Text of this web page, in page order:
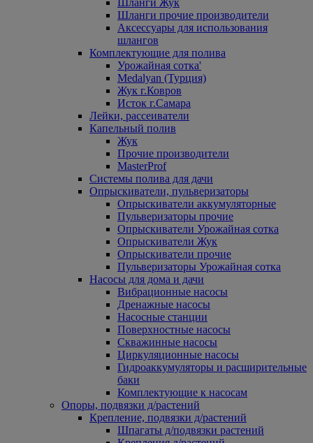
Шланги Жук
Шланги прочие производители
Аксессуары для использования
шлангов
Комплектующие для полива
Урожайная сотка'
Medalyan (Турция)
Жук г.Ковров
Исток г.Самара
Лейки, рассеиватели
Капельный полив
Жук
Прочие производители
MasterProf
Системы полива для дачи
Опрыскиватели, пульверизаторы
Опрыскиватели аккумуляторные
Пульверизаторы прочие
Опрыскиватели Урожайная сотка
Опрыскиватели Жук
Опрыскиватели прочие
Пульверизаторы Урожайная сотка
Насосы для дома и дачи
Вибрационные насосы
Дренажные насосы
Насосные станции
Поверхностные насосы
Скважинные насосы
Циркуляционные насосы
Гидроаккумуляторы и расширительные
баки
Комплектующие к насосам
Опоры, подвязки д/растений
Крепление, подвязки д/растений
Шпагаты д/подвязки растений